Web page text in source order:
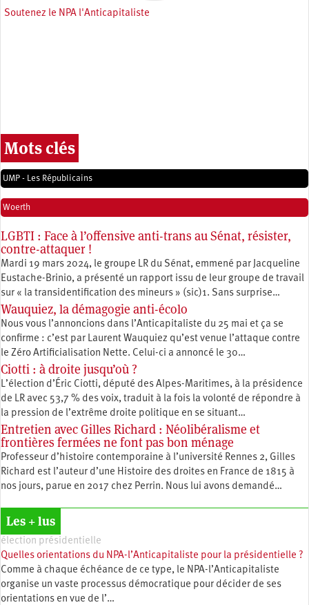
Soutenez le NPA l'Anticapitaliste
Mots clés
UMP - Les Républicains
Woerth
LGBTI : Face à l’offensive anti-trans au Sénat, résister,
contre-attaquer !
Mardi 19 mars 2024, le groupe LR du Sénat, emmené par Jacqueline
Eustache-Brinio, a présenté un rapport issu de leur groupe de travail
sur « la transidentification des mineurs » (sic)1. Sans surprise…
Wauquiez, la démagogie anti-écolo
Nous vous l’annoncions dans l’Anticapitaliste du 25 mai et ça se
confirme : c’est par Laurent Wauquiez qu’est venue l’attaque contre
le Zéro Artificialisation Nette. Celui-ci a annoncé le 30…
Ciotti : à droite jusqu’où ?
L’élection d’Éric Ciotti, député des Alpes-Maritimes, à la présidence
de LR avec 53,7 % des voix, traduit à la fois la volonté de répondre à
la pression de l’extrême droite politique en se situant…
Entretien avec Gilles Richard : Néolibéralisme et
frontières fermées ne font pas bon ménage
Professeur d’histoire contemporaine à l’université Rennes 2, Gilles
Richard est l’auteur d’une Histoire des droites en France de 1815 à
nos jours, parue en 2017 chez Perrin. Nous lui avons demandé…
Les + lus
élection présidentielle
Quelles orientations du NPA-l’Anticapitaliste pour la présidentielle ?
Comme à chaque échéance de ce type, le NPA-l’Anticapitaliste
organise un vaste processus démocratique pour décider de ses
orientations en vue de l’…